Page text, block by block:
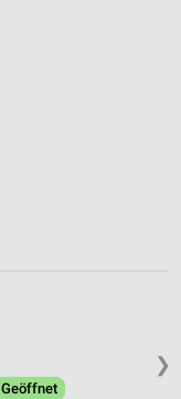
❯
Geöffnet